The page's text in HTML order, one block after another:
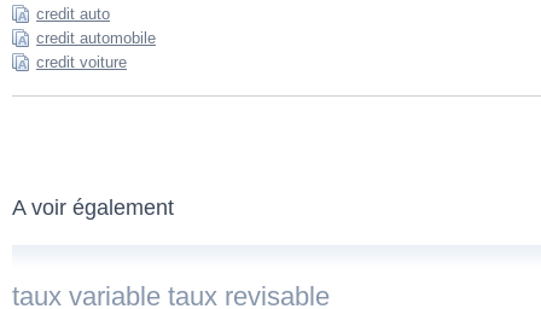
credit auto
credit automobile
credit voiture
A voir également
taux variable taux revisable